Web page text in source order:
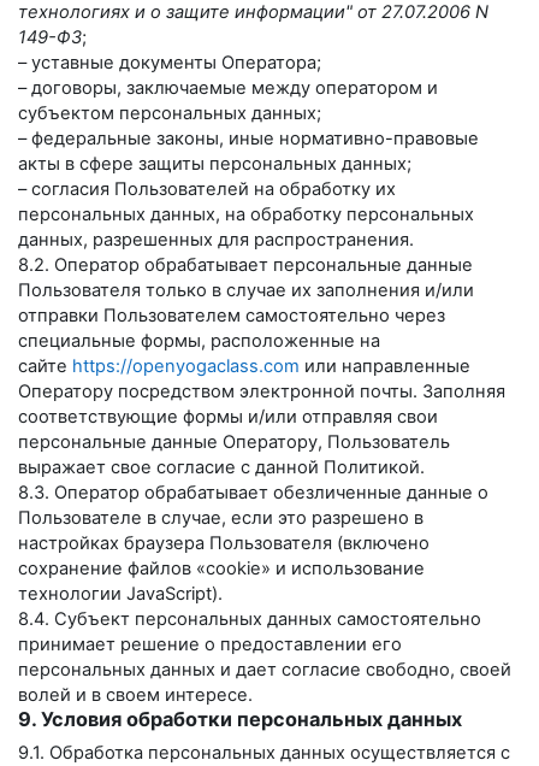
технологиях и о защите информации" от 27.07.2006 N
149-ФЗ;
– уставные документы Оператора;
– договоры, заключаемые между оператором и
субъектом персональных данных;
– федеральные законы, иные нормативно-правовые
акты в сфере защиты персональных данных;
– согласия Пользователей на обработку их
персональных данных, на обработку персональных
данных, разрешенных для распространения.
8.2. Оператор обрабатывает персональные данные
Пользователя только в случае их заполнения и/или
отправки Пользователем самостоятельно через
специальные формы, расположенные на
сайте https://openyogaclass.com или направленные
Оператору посредством электронной почты. Заполняя
соответствующие формы и/или отправляя свои
персональные данные Оператору, Пользователь
выражает свое согласие с данной Политикой.
8.3. Оператор обрабатывает обезличенные данные о
Пользователе в случае, если это разрешено в
настройках браузера Пользователя (включено
сохранение файлов «cookie» и использование
технологии JavaScript).
8.4. Субъект персональных данных самостоятельно
принимает решение о предоставлении его
персональных данных и дает согласие свободно, своей
волей и в своем интересе.
9. Условия обработки персональных данных
9.1. Обработка персональных данных осуществляется с